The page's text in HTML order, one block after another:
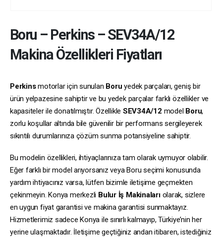
Boru – Perkins–SEV34A/12
Makina Özellikleri Fiyatları
Perkinsmotorlar için sunulan Boru yedek parçaları, geniş bir
ürün yelpazesine sahiptir ve bu yedek parçalar farklı özellikler ve
kapasiteler ile donatılmıştır. Özellikle SEV34A/12 model Boru,
zorlu koşullar altında bile güvenilir bir performans sergileyerek
sıkıntılı durumlarınıza çözüm sunma potansiyeline sahiptir.
Bu modelin özellikleri, ihtiyaçlarınıza tam olarak uymuyor olabilir.
Eğer farklı bir model arıyorsanız veya Boru seçimi konusunda
yardım ihtiyacınız varsa, lütfen bizimle iletişime geçmekten
çekinmeyin. Konya merkezli Bulur İş Makinalarıolarak, sizlere
en uygun fiyat garantisi ve makina garantisi sunmaktayız.
Hizmetlerimiz sadece Konya ile sınırlı kalmayıp, Türkiye’nin her
yerine ulaşmaktadır. İletişime geçtiğiniz andan itibaren, istediğiniz